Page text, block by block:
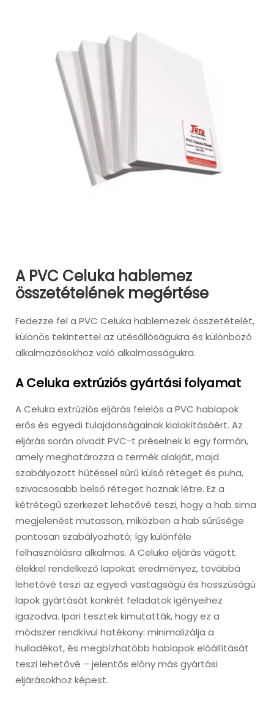
A PVC Celuka hablemez
összetételének megértése
Fedezze fel a PVC Celuka hablemezek összetételét,
különös tekintettel az ütésállóságukra és különböző
alkalmazásokhoz való alkalmasságukra.
A Celuka extrúziós gyártási folyamat
A Celuka extrúziós eljárás felelős a PVC hablapok
erős és egyedi tulajdonságainak kialakításáért. Az
eljárás során olvadt PVC-t préselnek ki egy formán,
amely meghatározza a termék alakját, majd
szabályozott hűtéssel sűrű külső réteget és puha,
szivacsosabb belső réteget hoznak létre. Ez a
kétrétegű szerkezet lehetővé teszi, hogy a hab sima
megjelenést mutasson, miközben a hab sűrűsége
pontosan szabályozható; így különféle
felhasználásra alkalmas. A Celuka eljárás vágott
élekkel rendelkező lapokat eredményez, továbbá
lehetővé teszi az egyedi vastagságú és hosszúságú
lapok gyártását konkrét feladatok igényeihez
igazodva. Ipari tesztek kimutatták, hogy ez a
módszer rendkívül hatékony: minimalizálja a
hulladékot, és megbízhatóbb hablapok előállítását
teszi lehetővé – jelentős előny más gyártási
eljárásokhoz képest.